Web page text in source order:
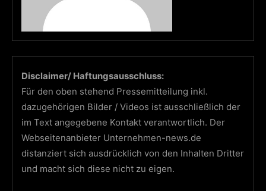
Disclaimer/ Haftungsausschluss:
Für den oben stehend Pressemitteilung inkl.
dazugehörigen Bilder / Videos ist ausschließlich der
im Text angegebene Kontakt verantwortlich. Der
Webseitenanbieter Unternehmen-news.de
distanziert sich ausdrücklich von den Inhalten Dritter
und macht sich diese nicht zu eigen.